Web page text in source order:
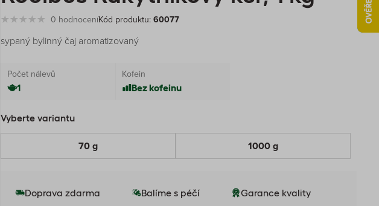
0 hodnoceníKód produktu: 60077
sypaný bylinný čaj aromatizovaný
Počet nálevů
1
Kofein
Bez kofeinu
Vyberte variantu
70 g 1000 g
Doprava zdarma Balíme s péčí Garance kvality